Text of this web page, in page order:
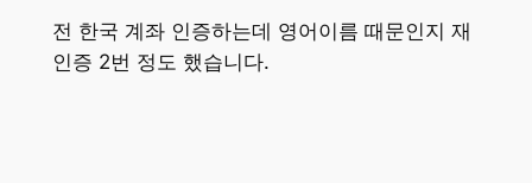
전 한국 계좌 인증하는데 영어이름 때문인지 재
인증 2번 정도 했습니다.